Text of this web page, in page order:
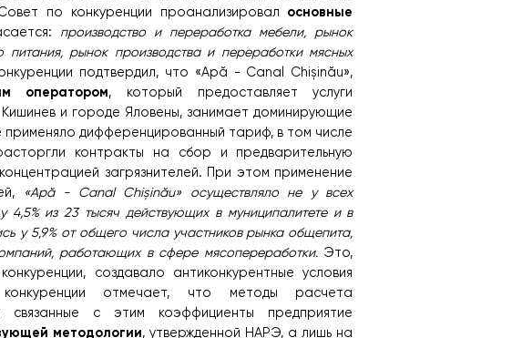
по конкуренции проанализировал основные
производство и переработка мебели, рынок
питания, рынок производства и переработки мясных
подтвердил, что «Apă - Canal Chișinău»,
оператором, который предоставляет услуги
Кишинев и городе Яловены, занимает доминирующие
применяло дифференцированный тариф, в том числе
контракты на сбор и предварительную
загрязнителей. При этом применение
«Apă - Canal Chișinău» осуществляло не у всех
4,5% из 23 тысяч действующих в муниципалитете и в
у 5,9% от общего числа участников рынка общепита,
работающих в сфере мясопереработки.Это,
создавало антиконкурентные условия
отмечает, что методы расчета
с этим коэффициенты предприятие
методологии, утвержденной НАРЭ, а лишь на